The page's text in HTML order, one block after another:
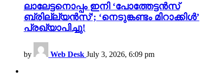
ലാലേട്ടനൊപ്പം ഇനി ‘പോത്തേട്ടൻസ്
ബ്രില്ല്യൻസ്’; ‘നെടുങ്കണ്ടം മിറാക്കിൾ’
പ്രഖ്യാപിച്ചു!
by Web Desk July 3, 2026, 6:09 pm